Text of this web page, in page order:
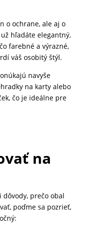
o ochrane, ale aj o
hľadáte elegantný,
farebné a výrazné,
váš osobitý štýl.
navyše
na karty alebo
čo je ideálne pre
na
dôvody, prečo obal
poďme sa pozrieť,